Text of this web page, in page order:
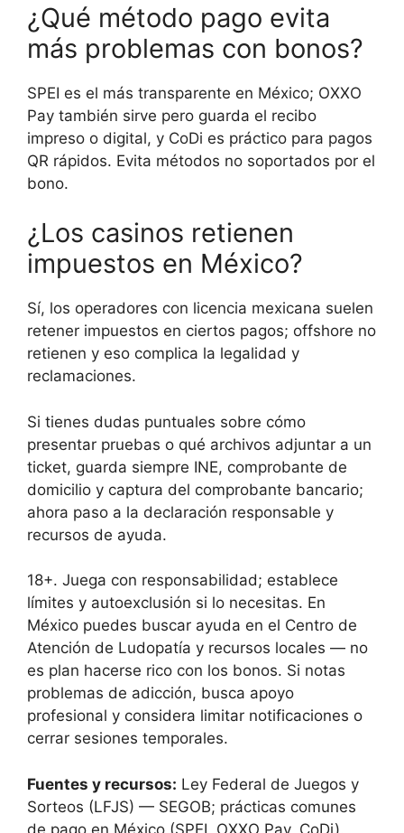
¿Qué método pago evita
más problemas con bonos?
SPEI es el más transparente en México; OXXO
Pay también sirve pero guarda el recibo
impreso o digital, y CoDi es práctico para pagos
QR rápidos. Evita métodos no soportados por el
bono.
¿Los casinos retienen
impuestos en México?
Sí, los operadores con licencia mexicana suelen
retener impuestos en ciertos pagos; offshore no
retienen y eso complica la legalidad y
reclamaciones.
Si tienes dudas puntuales sobre cómo
presentar pruebas o qué archivos adjuntar a un
ticket, guarda siempre INE, comprobante de
domicilio y captura del comprobante bancario;
ahora paso a la declaración responsable y
recursos de ayuda.
18+. Juega con responsabilidad; establece
límites y autoexclusión si lo necesitas. En
México puedes buscar ayuda en el Centro de
Atención de Ludopatía y recursos locales — no
es plan hacerse rico con los bonos. Si notas
problemas de adicción, busca apoyo
profesional y considera limitar notificaciones o
cerrar sesiones temporales.
Fuentes y recursos: Ley Federal de Juegos y
Sorteos (LFJS) — SEGOB; prácticas comunes
de pago en México (SPEI, OXXO Pay, CoDi).